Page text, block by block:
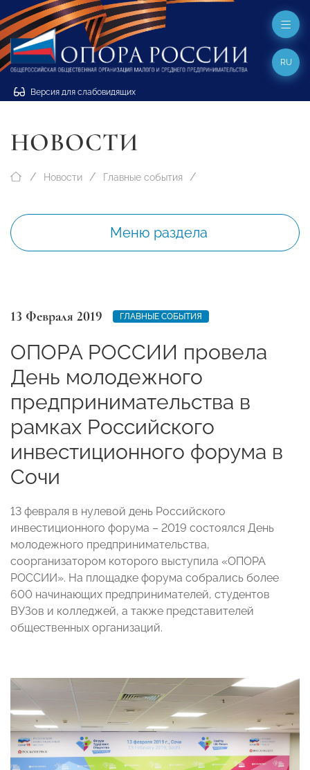
Версия для слабовидящих
RU
НОВОСТИ
Новости Главные события
Меню раздела
13 Февраля 2019 ГЛАВНЫЕ СОБЫТИЯ
ОПОРА РОССИИ провела
День молодежного
предпринимательства в
рамках Российского
инвестиционного форума в
Сочи
13 февраля в нулевой день Российского
инвестиционного форума – 2019 состоялся День
молодежного предпринимательства,
соорганизатором которого выступила «ОПОРА
РОССИИ». На площадке форума собрались более
600 начинающих предпринимателей, студентов
ВУЗов и колледжей, а также представителей
общественных организаций.